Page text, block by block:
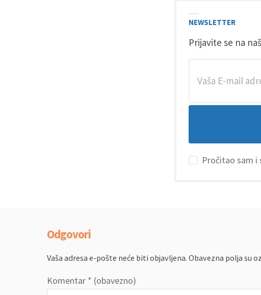
NEWSLETTER
Prijavite se na
Pročitao sam i
Odgovori
Vaša adresa e-pošte neće biti objavljena. Obavezna polja su
Komentar * (obavezno)